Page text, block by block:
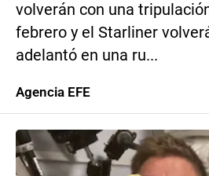
volverán con una
febrero y el Starliner
adelantó en una ru...
Agencia EFE